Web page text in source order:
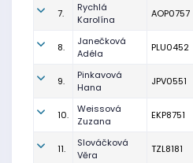
7.
Rychlá
Karolína
AOP0757
8.
Janečková
Adéla
PLU0452
9.
Pinkavová
Hana
JPV0551
10.
Weissová
Zuzana
EKP8751
11.
Slováčková
Věra
TZL8181